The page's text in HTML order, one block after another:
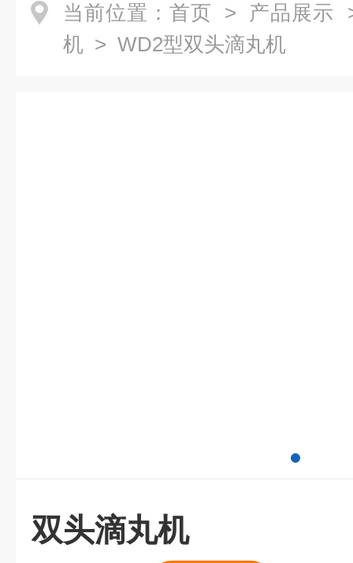
当前位置： 首页 > 产品展示
机 > WD2型双头滴丸机
双头滴丸机